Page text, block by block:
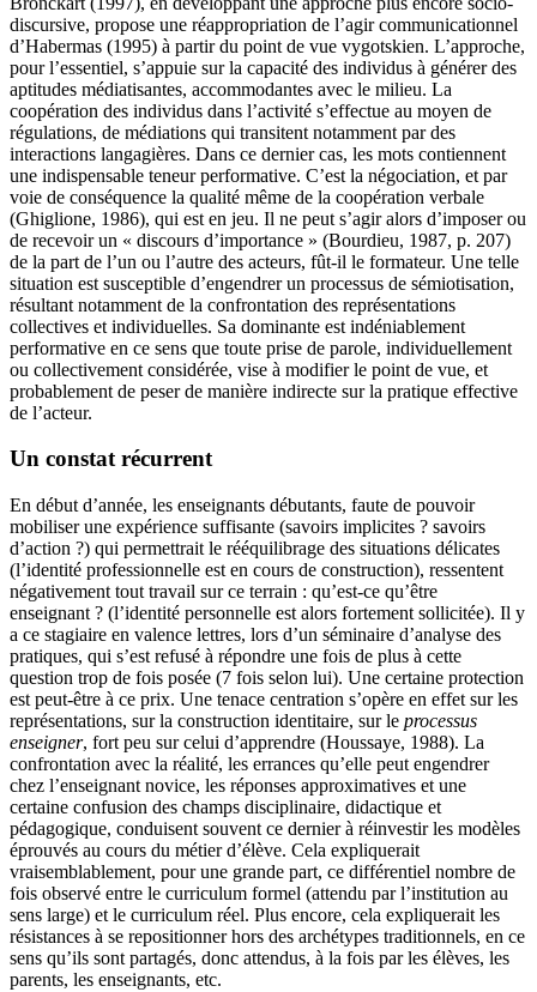
discursive, propose une réappropriation de l’agir communicationnel
d’Habermas (1995) à partir du point de vue vygotskien. L’approche,
pour l’essentiel, s’appuie sur la capacité des individus à générer des
aptitudes médiatisantes, accommodantes avec le milieu. La
coopération des individus dans l’activité s’effectue au moyen de
régulations, de médiations qui transitent notamment par des
interactions langagières. Dans ce dernier cas, les mots contiennent
une indispensable teneur performative. C’est la négociation, et par
voie de conséquence la qualité même de la coopération verbale
(Ghiglione, 1986), qui est en jeu. Il ne peut s’agir alors d’imposer ou
de recevoir un « discours d’importance » (Bourdieu, 1987, p. 207)
de la part de l’un ou l’autre des acteurs, fût-il le formateur. Une telle
situation est susceptible d’engendrer un processus de sémiotisation,
résultant notamment de la confrontation des représentations
collectives et individuelles. Sa dominante est indéniablement
performative en ce sens que toute prise de parole, individuellement
ou collectivement considérée, vise à modifier le point de vue, et
probablement de peser de manière indirecte sur la pratique effective
de l’acteur.
Un constat récurrent
En début d’année, les enseignants débutants, faute de pouvoir
mobiliser une expérience suffisante (savoirs implicites ? savoirs
d’action ?) qui permettrait le rééquilibrage des situations délicates
(l’identité professionnelle est en cours de construction), ressentent
négativement tout travail sur ce terrain : qu’est-ce qu’être
enseignant ? (l’identité personnelle est alors fortement sollicitée). Il y
a ce stagiaire en valence lettres, lors d’un séminaire d’analyse des
pratiques, qui s’est refusé à répondre une fois de plus à cette
question trop de fois posée (7 fois selon lui). Une certaine protection
est peut-être à ce prix. Une tenace centration s’opère en effet sur les
représentations, sur la construction identitaire, sur le processus
enseigner, fort peu sur celui d’apprendre (Houssaye, 1988). La
confrontation avec la réalité, les errances qu’elle peut engendrer
chez l’enseignant novice, les réponses approximatives et une
certaine confusion des champs disciplinaire, didactique et
pédagogique, conduisent souvent ce dernier à réinvestir les modèles
éprouvés au cours du métier d’élève. Cela expliquerait
vraisemblablement, pour une grande part, ce différentiel nombre de
fois observé entre le curriculum formel (attendu par l’institution au
sens large) et le curriculum réel. Plus encore, cela expliquerait les
résistances à se repositionner hors des archétypes traditionnels, en ce
sens qu’ils sont partagés, donc attendus, à la fois par les élèves, les
parents, les enseignants, etc.